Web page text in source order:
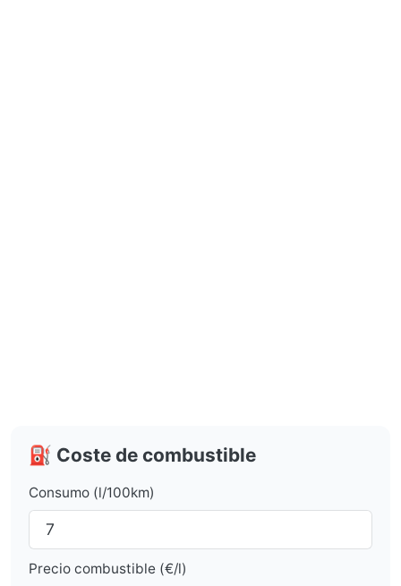
⛽ Coste de combustible
Consumo (l/100km)
Precio combustible (€/l)